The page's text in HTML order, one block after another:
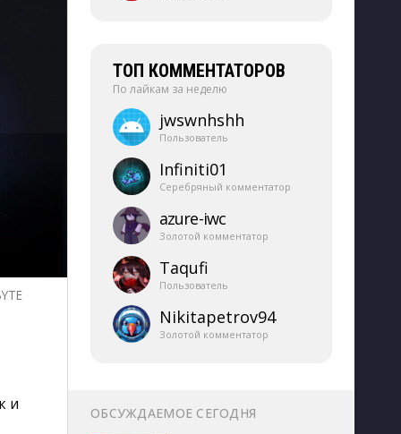
и
ТОП КОММЕНТАТОРОВ
По лайкам за неделю
jwswnhshh
Пользователь
Infiniti01
Серебряный комментатор
azure-​iwc
Золотой комментатор
Taqufi
Пользователь
Nikitapetrov94
Золотой комментатор
ОБСУЖДАЕМОЕ СЕГОДНЯ